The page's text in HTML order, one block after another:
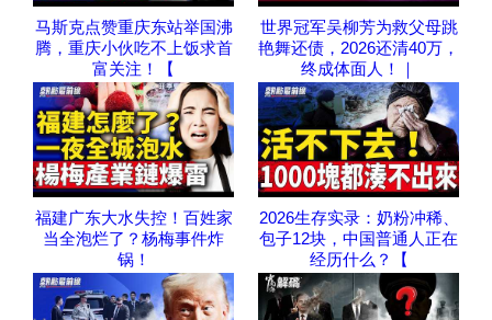
马斯克点赞重庆东站举国沸
腾，重庆小伙吃不上饭求首
富关注！【
世界冠军吴柳芳为救父母跳
艳舞还债，2026还清40万，
终成体面人！｜
福建广东大水失控！百姓家
当全泡烂了？杨梅事件炸
锅！
2026生存实录：奶粉冲稀、
包子12块，中国普通人正在
经历什么？【